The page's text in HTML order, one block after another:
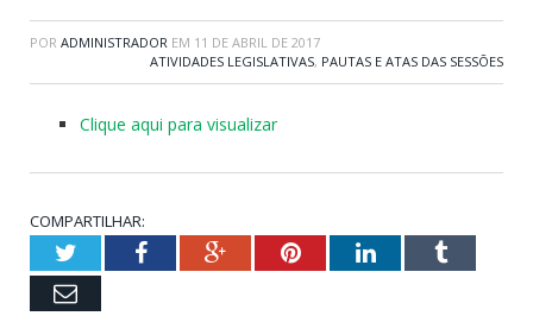
POR ADMINISTRADOR EM 11 DE ABRIL DE 2017
ATIVIDADES LEGISLATIVAS, PAUTAS E ATAS DAS SESSÕES
Clique aqui para visualizar
COMPARTILHAR:
TwitterFacebookGoogle+PinterestLinkedInTumblr
Email